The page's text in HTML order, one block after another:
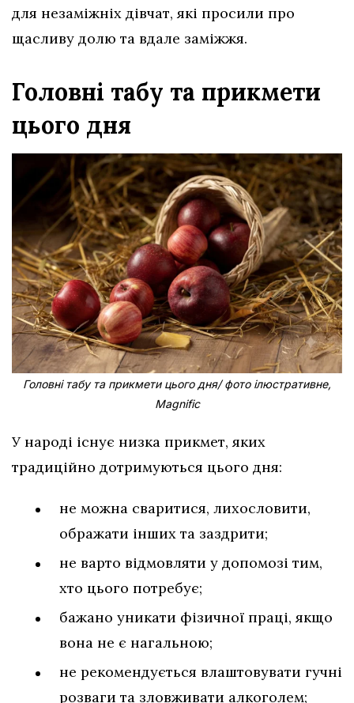
для незаміжніх дівчат, які просили про
щасливу долю та вдале заміжжя.
Головні табу та прикмети
цього дня
Головні табу та прикмети цього дня/ фото ілюстративне,
Magnific
У народі існує низка прикмет, яких
традиційно дотримуються цього дня:
не можна сваритися, лихословити,
ображати інших та заздрити;
не варто відмовляти у допомозі тим,
хто цього потребує;
бажано уникати фізичної праці, якщо
вона не є нагальною;
не рекомендується влаштовувати гучні
розваги та зловживати алкоголем;